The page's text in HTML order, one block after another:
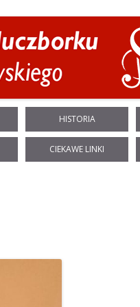
HISTORIA
CIEKAWE LINKI